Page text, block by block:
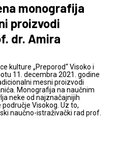
monografija
proizvodi
dr. Amira
kulture „Preporod“ Visoko i
11. decembra 2021. godine
mesni proizvodi
Monografija na naučnim
neke od najznačajnijih
Visokog. Uz to,
naučno-istraživački rad prof.